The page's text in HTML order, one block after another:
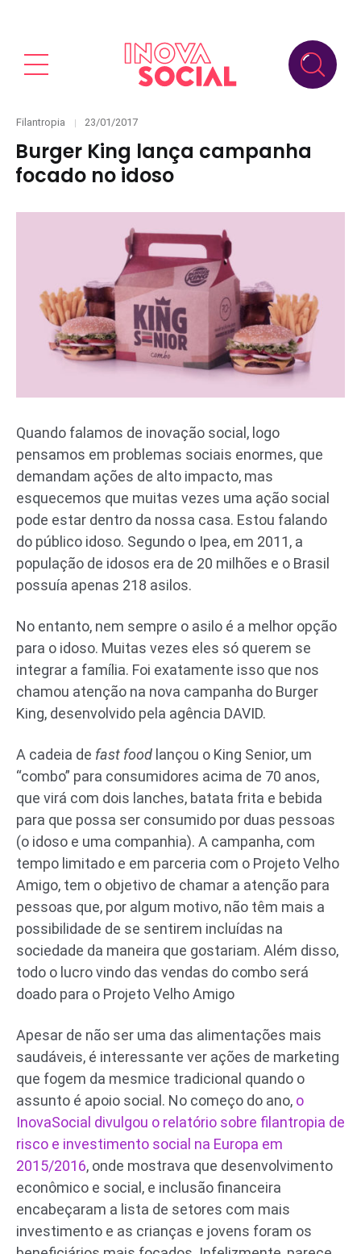
Categories
Filantropia
Posted
23/01/2017
Burger King lança campanha
focado no idoso
Quando falamos de inovação social, logo
pensamos em problemas sociais enormes, que
demandam ações de alto impacto, mas
esquecemos que muitas vezes uma ação social
pode estar dentro da nossa casa. Estou falando
do público idoso. Segundo o Ipea, em 2011, a
população de idosos era de 20 milhões e o Brasil
possuía apenas 218 asilos.
No entanto, nem sempre o asilo é a melhor opção
para o idoso. Muitas vezes eles só querem se
integrar a família. Foi exatamente isso que nos
chamou atenção na nova campanha do Burger
King, desenvolvido pela agência DAVID.
A cadeia de fast food lançou o King Senior, um
“combo” para consumidores acima de 70 anos,
que virá com dois lanches, batata frita e bebida
para que possa ser consumido por duas pessoas
(o idoso e uma companhia). A campanha, com
tempo limitado e em parceria com o Projeto Velho
Amigo, tem o objetivo de chamar a atenção para
pessoas que, por algum motivo, não têm mais a
possibilidade de se sentirem incluídas na
sociedade da maneira que gostariam. Além disso,
todo o lucro vindo das vendas do combo será
doado para o Projeto Velho Amigo
Apesar de não ser uma das alimentações mais
saudáveis, é interessante ver ações de marketing
que fogem da mesmice tradicional quando o
assunto é apoio social. No começo do ano, o
InovaSocial divulgou o relatório sobre filantropia de
risco e investimento social na Europa em
2015/2016, onde mostrava que desenvolvimento
econômico e social, e inclusão financeira
encabeçaram a lista de setores com mais
investimento e as crianças e jovens foram os